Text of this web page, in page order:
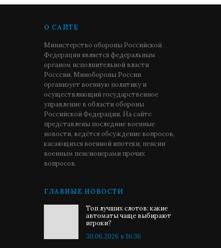
О САЙТЕ
Министерство обороны Российской
Федерации является федеральным
органом исполнительной власти
Росссии. Минобороны России
организует военную политику и
осуществляющий государственное
управление в области обороны
Российской Федерации. На сайте
представлены последние военные
новости, ведётся обсуждение вопросов,
касающихся военной ипотеки, пенсии
военным пенсионерами прочих
вопросов.
ГЛАВНЫЕ НОВОСТИ
Топ лучших слотов: какие
автоматы чаще выбирают
игроки?
30.06.2026 в 16:36